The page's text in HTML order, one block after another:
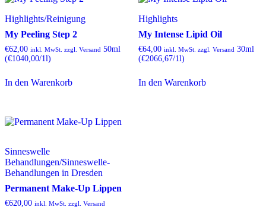
Highlights/Reinigung
My Peeling Step 2
€62,00 inkl. MwSt. zzgl. Versand 50ml
(€1040,00/1l)
In den Warenkorb
Highlights
My Intense Lipid Oil
€64,00 inkl. MwSt. zzgl. Versand 30ml
(€2066,67/1l)
In den Warenkorb
Sinneswelle
Behandlungen/Sinneswelle-
Behandlungen in Dresden
Permanent Make-Up Lippen
€620,00 inkl. MwSt. zzgl. Versand